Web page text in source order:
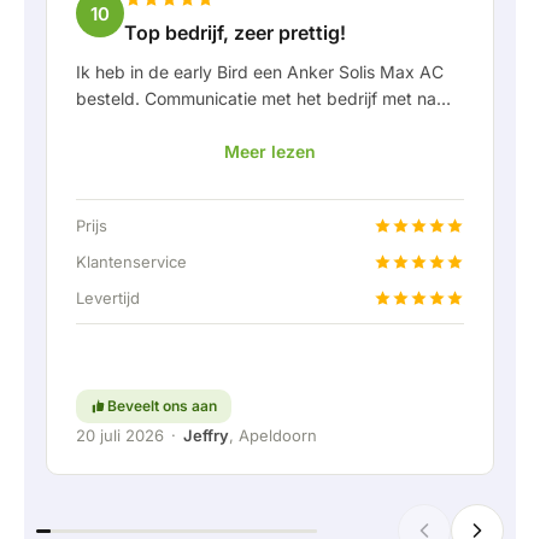
10
Top bedrijf, zeer prettig!
Ik heb in de early Bird een Anker Solis Max AC
besteld. Communicatie met het bedrijf met name
werd ik goed op de hoogte gehouden van
afspraak van levering werd er zelfs een gratis
een vaste aansluiting aangeboden om de thuis
accu doormiddel van een vaste verbinding aan
Kortom; een erg fijn bedrijf waar service en
Meer lezen
Prijs
Klantenservice
Levertijd
Beveelt ons aan
20 juli 2026 · Jeffry, Apeldoorn